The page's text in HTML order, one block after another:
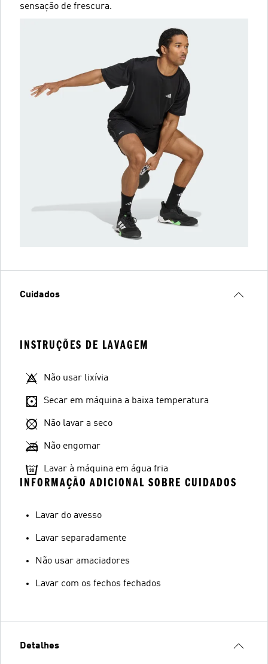
sensação de frescura.
Cuidados
INSTRUÇÕES DE LAVAGEM
Não usar lixívia
Secar em máquina a baixa temperatura
Não lavar a seco
Não engomar
Lavar à máquina em água fria
INFORMAÇÃO ADICIONAL SOBRE CUIDADOS
Lavar do avesso
Lavar separadamente
Não usar amaciadores
Lavar com os fechos fechados
Detalhes